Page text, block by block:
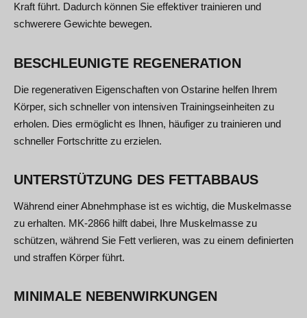
Kraft führt. Dadurch können Sie effektiver trainieren und
schwerere Gewichte bewegen.
BESCHLEUNIGTE REGENERATION
Die regenerativen Eigenschaften von Ostarine helfen Ihrem
Körper, sich schneller von intensiven Trainingseinheiten zu
erholen. Dies ermöglicht es Ihnen, häufiger zu trainieren und
schneller Fortschritte zu erzielen.
UNTERSTÜTZUNG DES FETTABBAUS
Während einer Abnehmphase ist es wichtig, die Muskelmasse
zu erhalten. MK-2866 hilft dabei, Ihre Muskelmasse zu
schützen, während Sie Fett verlieren, was zu einem definierten
und straffen Körper führt.
MINIMALE NEBENWIRKUNGEN